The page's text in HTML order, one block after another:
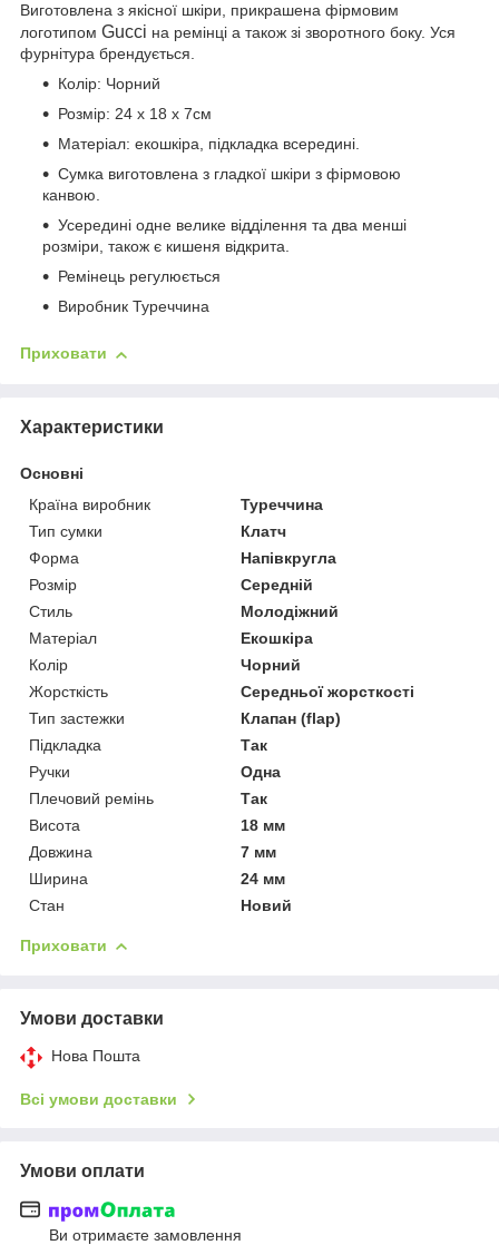
Виготовлена з якісної шкіри, прикрашена фірмовим
логотипом Gucci на ремінці а також зі зворотного боку. Уся
фурнітура брендується.
Колір: Чорний
Розмір: 24 х 18 х 7см
Матеріал: екошкіра, підкладка всередині.
Сумка виготовлена з гладкої шкіри з фірмовою
канвою.
Усередині одне велике відділення та два менші
розміри, також є кишеня відкрита.
Ремінець регулюється
Виробник Туреччина
Приховати
Характеристики
Основні
Країна виробник
Туреччина
Тип сумки
Клатч
Форма
Напівкругла
Розмір
Середній
Стиль
Молодіжний
Матеріал
Екошкіра
Колір
Чорний
Жорсткість
Середньої жорсткості
Тип застежки
Клапан (flap)
Підкладка
Так
Ручки
Одна
Плечовий ремінь
Так
Висота
18 мм
Довжина
7 мм
Ширина
24 мм
Стан
Новий
Приховати
Умови доставки
Нова Пошта
Всі умови доставки
Умови оплати
Ви отримаєте замовлення